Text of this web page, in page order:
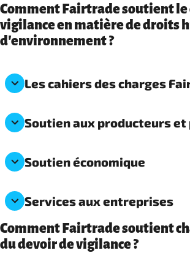
Comment Fairtrade soutient le
vigilance en matière de droits
d'environnement ?
Les cahiers des charges
Soutien aux producteurs
Soutien économique
Services aux entreprises
Comment Fairtrade soutient
du devoir de vigilance ?